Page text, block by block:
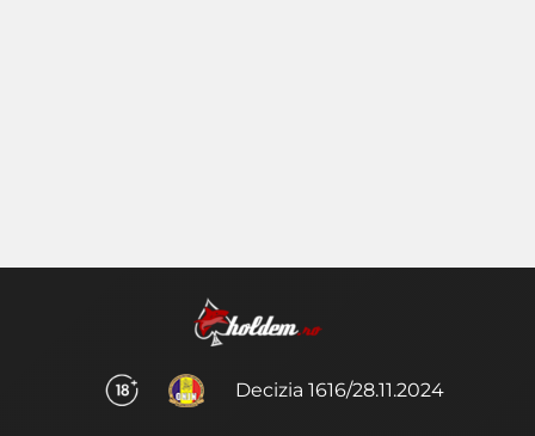
Decizia 1616/28.11.2024